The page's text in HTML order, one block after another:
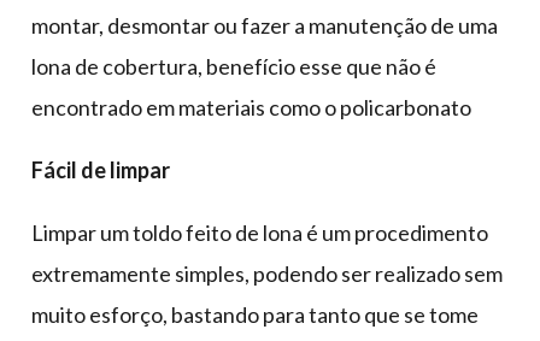
montar, desmontar ou fazer a manutenção de uma
lona de cobertura, benefício esse que não é
encontrado em materiais como o policarbonato
Fácil de limpar
Limpar um toldo feito de lona é um procedimento
extremamente simples, podendo ser realizado sem
muito esforço, bastando para tanto que se tome